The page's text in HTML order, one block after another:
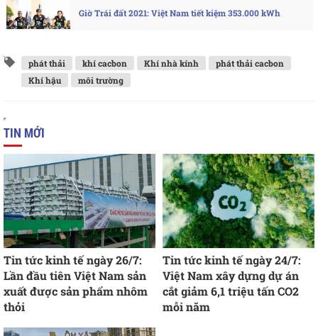
Giờ Trái đất 2021: Việt Nam tiết kiệm 353.000 kWh
phát thải khí cacbon Khí nhà kính
phát thải cacbon
Khí hậu
môi trường
TIN MỚI
Tin tức kinh tế ngày 26/7:
Lần đầu tiên Việt Nam sản
xuất được sản phẩm nhôm
thỏi
Tin tức kinh tế ngày 24/7:
Việt Nam xây dựng dự án
cắt giảm 6,1 triệu tấn CO2
mỗi năm